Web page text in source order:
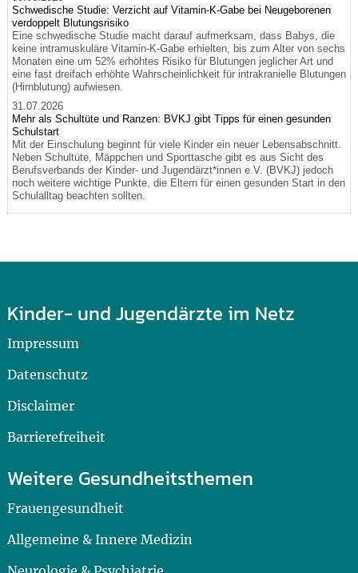
Schwedische Studie: Verzicht auf Vitamin-K-Gabe bei Neugeborenen
verdoppelt Blutungsrisiko
Eine schwedische Studie macht darauf aufmerksam, dass Babys, die
keine intramuskuläre Vitamin-K-Gabe erhielten, bis zum Alter von sechs
Monaten eine um 52% erhöhtes Risiko für Blutungen jeglicher Art und
eine fast dreifach erhöhte Wahrscheinlichkeit für intrakranielle Blutungen
(Hirnblutung) aufwiesen.
31.07.2026
Mehr als Schultüte und Ranzen: BVKJ gibt Tipps für einen gesunden
Schulstart
Mit der Einschulung beginnt für viele Kinder ein neuer Lebensabschnitt.
Neben Schultüte, Mäppchen und Sporttasche gibt es aus Sicht des
Berufsverbands der Kinder- und Jugendärzt*innen e.V. (BVKJ) jedoch
noch weitere wichtige Punkte, die Eltern für einen gesunden Start in den
Schulalltag beachten sollten.
Kinder- und Jugendärzte im Netz
Impressum
Datenschutz
Disclaimer
Barrierefreiheit
Weitere Gesundheitsthemen
Frauengesundheit
Allgemeine & Innere Medizin